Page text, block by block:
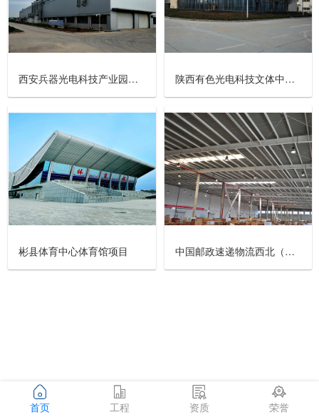
首页 工程 资质 荣誉
西安兵器光电科技产业园项目 陕西有色光电科技文体中心项目
彬县体育中心体育馆项目 中国邮政速递物流西北（西安）陆路邮件处理中心工程